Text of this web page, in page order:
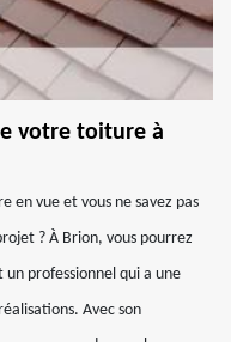
votre toiture à
en vue et vous ne savez pas
? À Brion, vous pourrez
un professionnel qui a une
Avec son